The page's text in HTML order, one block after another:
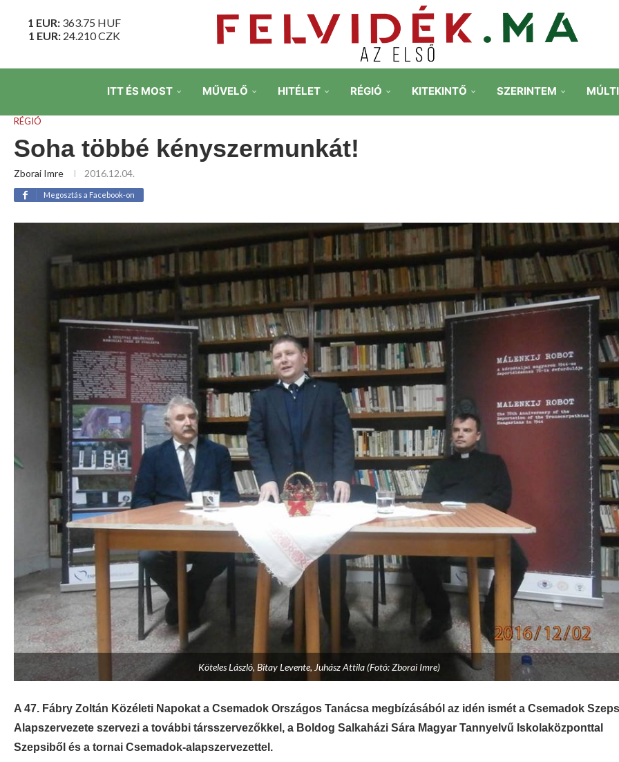
1 EUR: 363.75 HUF
1 EUR: 24.210CZK
ITT ÉS MOST MŰVELŐ HITÉLET RÉGIÓ KITEKINTŐ SZERINTEM
RÉGIÓ
Soha többé kényszermunkát!
Zborai Imre 2016.12.04.
Megosztás a Facebook-on
Köteles László, Bitay Levente, Juhász Attila (Fotó: Zborai Imre)
A 47. Fábry Zoltán Közéleti Napokat a Csemadok Országos Tanácsa megbízásából az idén ismét a Csemadok
Alapszervezete szervezi a további társszervezőkkel, a Boldog Salkaházi Sára Magyar Tannyelvű Iskolaközponttal
Szepsiből és a tornai Csemadok-alapszervezettel.